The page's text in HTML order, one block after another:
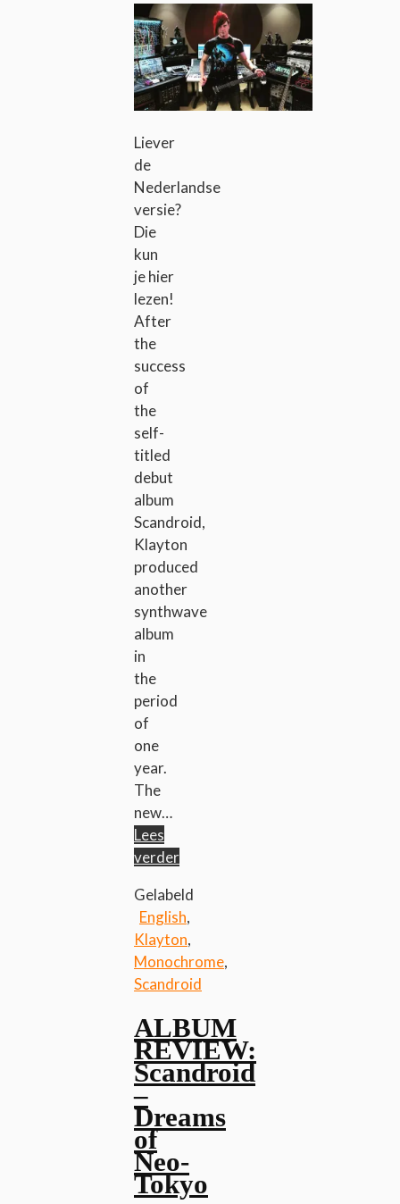
Liever
de
Nederlandse
versie?
Die
kun
je hier
lezen!
After
the
success
of
the
self-
titled
debut
album
Scandroid,
Klayton
produced
another
synthwave
album
in
the
period
of
one
year.
The
new…
Lees
verder
Gelabeld
English,
Klayton,
Monochrome,
Scandroid
ALBUM
REVIEW:
Scandroid
–
Dreams
of
Neo-
Tokyo